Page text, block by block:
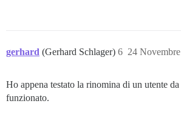
gerhard (Gerhard Schlager) 24
6
Ho appena testato la rinomina di un utente
funzionato.